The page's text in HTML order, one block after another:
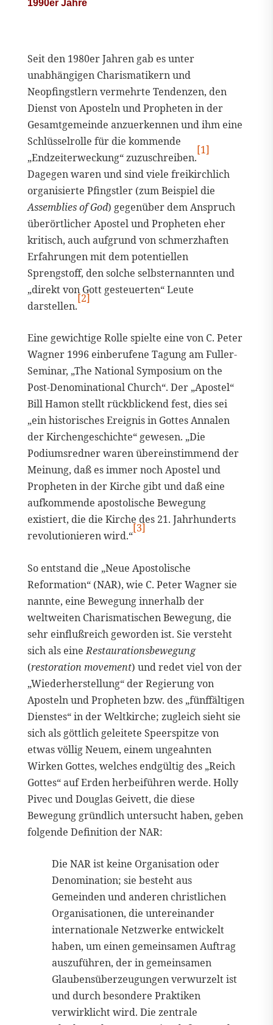
1990er Jahre
Seit den 1980er Jahren gab es unter
unabhängigen Charismatikern und
Neopfingstlern vermehrte Tendenzen, den
Dienst von Aposteln und Propheten in der
Gesamtgemeinde anzuerkennen und ihm eine
Schlüsselrolle für die kommende
„Endzeiterweckung“ zuzuschreiben.
[1]
Dagegen waren und sind viele freikirchlich
organisierte Pfingstler (zum Beispiel die
Assemblies of God) gegenüber dem Anspruch
überörtlicher Apostel und Propheten eher
kritisch, auch aufgrund von schmerzhaften
Erfahrungen mit dem potentiellen
Sprengstoff, den solche selbsternannten und
„direkt von Gott gesteuerten“ Leute
darstellen.
[2]
Eine gewichtige Rolle spielte eine von C. Peter
Wagner 1996 einberufene Tagung am Fuller-
Seminar, „The National Symposium on the
Post-Denominational Church“. Der „Apostel“
Bill Hamon stellt rückblickend fest, dies sei
„ein historisches Ereignis in Gottes Annalen
der Kirchengeschichte“ gewesen. „Die
Podiumsredner waren übereinstimmend der
Meinung, daß es immer noch Apostel und
Propheten in der Kirche gibt und daß eine
aufkommende apostolische Bewegung
existiert, die die Kirche des 21. Jahrhunderts
revolutionieren wird.“
[3]
So entstand die „Neue Apostolische
Reformation“ (NAR), wie C. Peter Wagner sie
nannte, eine Bewegung innerhalb der
weltweiten Charismatischen Bewegung, die
sehr einflußreich geworden ist. Sie versteht
sich als eineRestaurationsbewegung
(restoration movement) und redet viel von der
„Wiederherstellung“ der Regierung von
Aposteln und Propheten bzw. des „fünffältigen
Dienstes“ in der Weltkirche; zugleich sieht sie
sich als göttlich geleitete Speerspitze von
etwas völlig Neuem, einem ungeahnten
Wirken Gottes, welches endgültig des „Reich
Gottes“ auf Erden herbeiführen werde. Holly
Pivec und Douglas Geivett, die diese
Bewegung gründlich untersucht haben, geben
folgende Definition der NAR:
Die NAR ist keine Organisation oder
Denomination; sie besteht aus
Gemeinden und anderen christlichen
Organisationen, die untereinander
internationale Netzwerke entwickelt
haben, um einen gemeinsamen Auftrag
auszuführen, der in gemeinsamen
Glaubensüberzeugungen verwurzelt ist
und durch besondere Praktiken
verwirklicht wird. Die zentrale